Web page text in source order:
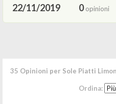
22/11/2019 0opinioni
35 Opinioni per Sole Piatti
Ordina: